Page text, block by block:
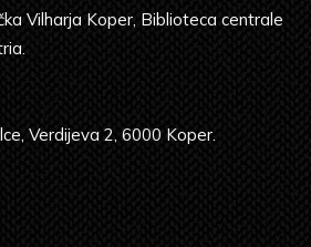
Vilharja Koper, Biblioteca centrale
Verdijeva 2, 6000 Koper.